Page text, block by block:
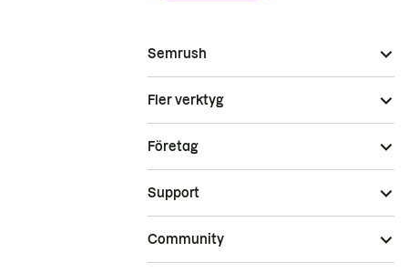
Semrush
Fler verktyg
Företag
Support
Community